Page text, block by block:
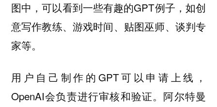
图中，可以看到一些有趣的GPT例子，如创
意写作教练、游戏时间、贴图巫师、谈判专
家等。
用户自己制作的GPT可以申请上线，
OpenAI会负责进行审核和验证。阿尔特曼